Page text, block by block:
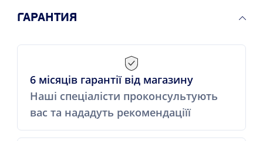
ГАРАНТИЯ
6 місяців гарантії від магазину
Наші спеціалісти проконсультують
вас та нададуть рекомендаціїї